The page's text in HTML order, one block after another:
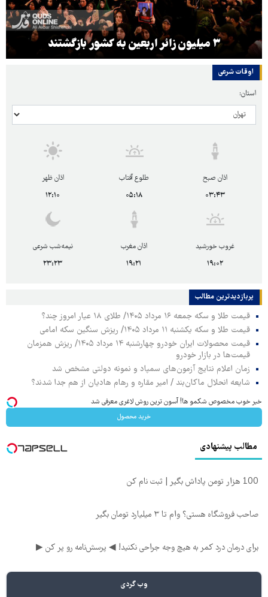
۳ میلیون زائر اربعین به کشور بازگشتند
اوقات شرعی
استان:
اذان صبح
۰۳:۴۳
طلوع آفتاب
۰۵:۱۸
اذان ظهر
۱۲:۱۰
غروب خورشید
۱۹:۰۲
اذان مغرب
۱۹:۲۱
نیمه‌شب شرعی
۲۳:۲۳
پربازدیدترین‌ مطالب
قیمت طلا و سکه جمعه ۱۶ مرداد ۱۴۰۵/ طلای ۱۸ عیار امروز چند؟
قیمت طلا و سکه یکشنبه ۱۱ مرداد ۱۴۰۵/ ریزش سنگین سکه امامی
قیمت محصولات ایران خودرو چهارشنبه ۱۴ مرداد ۱۴۰۵/ ریزش همزمان
قیمت‌ها در بازار خودرو
زمان اعلام نتایج آزمون‌های سمپاد و نمونه دولتی مشخص شد
شایعه انحلال ماکان‌بند / امیر مقاره و رهام هادیان از هم جدا شدند؟
خبر خوب مخصوص شکمو ها! آسون ترین روش لاغری معرفی شد
خرید محصول
مطالب پیشنهادی
100 هزار تومن پاداش بگیر | ثبت نام کن
صاحب فروشگاه هستی؟ وام تا ۳ میلیارد تومان بگیر
برای درمان درد کمر به هیچ وجه جراحی نکنید! ◀ پرسش‌نامه رو پر کن ▶
وب گردی